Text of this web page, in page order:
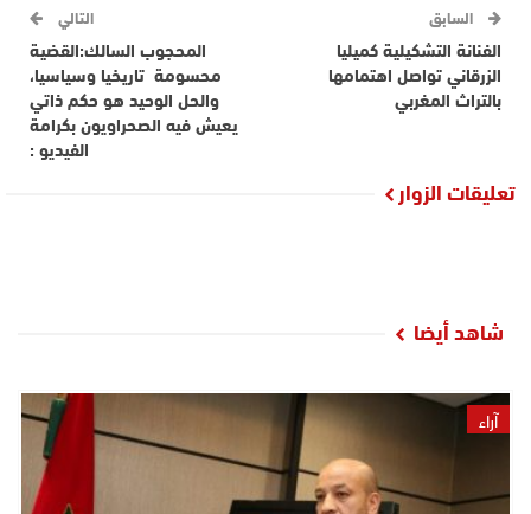
السابق
الفنانة التشكيلية كميليا
الزرقاني تواصل اهتمامها
بالتراث المغربي
التالي
المحجوب السالك:القضية
محسومة تاريخيا وسياسيا،
والحل الوحيد هو حكم ذاتي
يعيش فيه الصحراويون بكرامة
الفيديو :
تعليقات الزوار
شاهد أيضا
آراء